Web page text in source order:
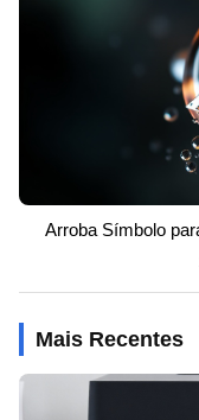
Arroba Símbolo
Mais Recentes